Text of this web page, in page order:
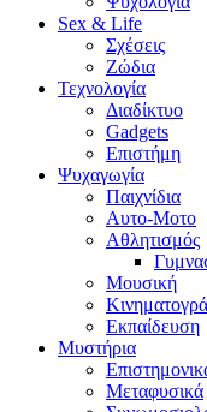
Sex & Life
Σχέσεις
Ζώδια
Τεχνολογία
Διαδίκτυο
Gadgets
Επιστήμη
Ψυχαγωγία
Παιχνίδια
Αυτο-Μοτο
Αθλητισμός
Μουσική
Εκπαίδευση
Μυστήρια
Μεταφυσικά